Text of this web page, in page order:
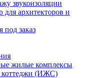
звукоизоляции
архитекторов и
под заказ
жилые комплексы
коттеджи (ИЖС)